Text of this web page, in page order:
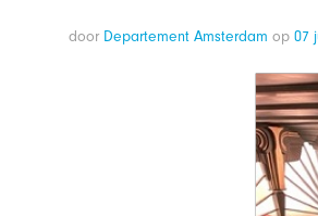
door Departement Amsterdam op 07